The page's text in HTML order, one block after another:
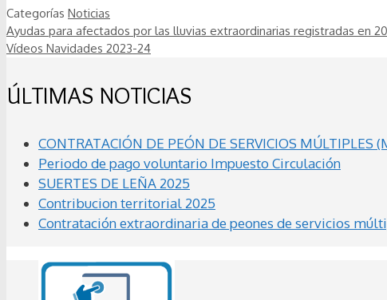
Categorías Noticias
Ayudas para afectados por las lluvias extraordinarias registradas en
Vídeos Navidades 2023-24
ÚLTIMAS NOTICIAS
CONTRATACIÓN DE PEÓN DE SERVICIOS MÚLTIPLES
Periodo de pago voluntario Impuesto Circulación
SUERTES DE LEÑA 2025
Contribucion territorial 2025
Contratación extraordinaria de peones de servicios